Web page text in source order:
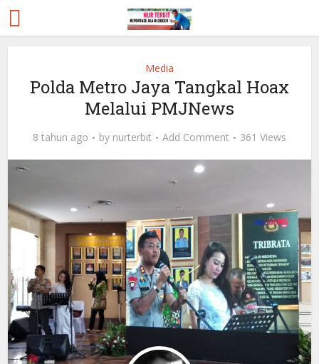
Media
Polda Metro Jaya Tangkal Hoax
Melalui PMJNews
8 tahun ago by nurterbit Add Comment 361 Views